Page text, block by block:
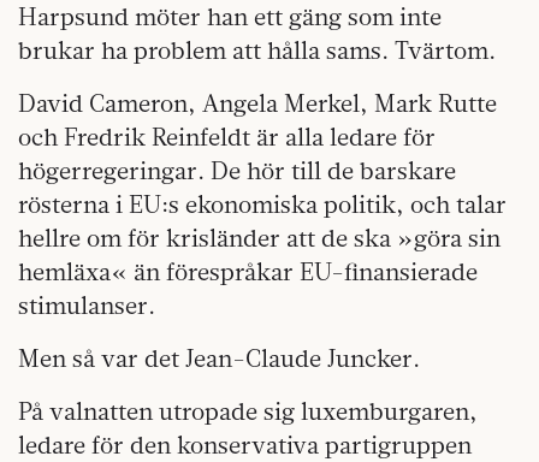
Harpsund möter han ett gäng som inte
brukar ha problem att hålla sams. Tvärtom.
David Cameron, Angela Merkel, Mark Rutte
och Fredrik Reinfeldt är alla ledare för
högerregeringar. De hör till de barskare
rösterna i EU:s ekonomiska politik, och talar
hellre om för krisländer att de ska »göra sin
hemläxa« än förespråkar EU-finansierade
stimulanser.
Men så var det Jean-Claude Juncker.
På valnatten utropade sig luxemburgaren,
ledare för den konservativa partigruppen